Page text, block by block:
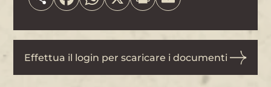
Effettua il login per scaricare i documenti